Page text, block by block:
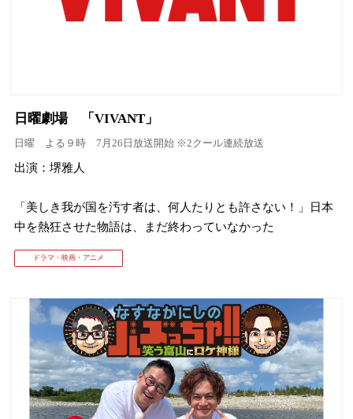
日曜劇場 「VIVANT」
日曜 よる９時 7月26日放送開始 ※2クール連続放送
出演：堺雅人
「美しき我が国を汚す者は、何人たりとも許さない！」日本
中を熱狂させた物語は、まだ終わっていなかった
ドラマ・映画・アニメ